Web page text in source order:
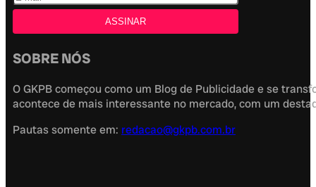
SOBRE NÓS
O GKPB começou como um Blog de Publicidade e se
acontece de mais interessante no mercado, com um
Pautas somente em: redacao@gkpb.com.br